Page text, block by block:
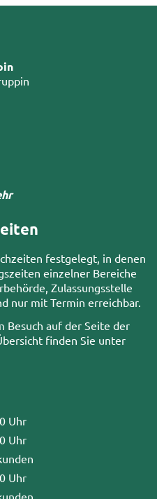
festgelegt, in denen
einzelner Bereiche
Zulassungsstelle
nur mit Termin erreichbar.
Besuch auf der Seite der
finden Sie unter
Uhr
Uhr
Uhr